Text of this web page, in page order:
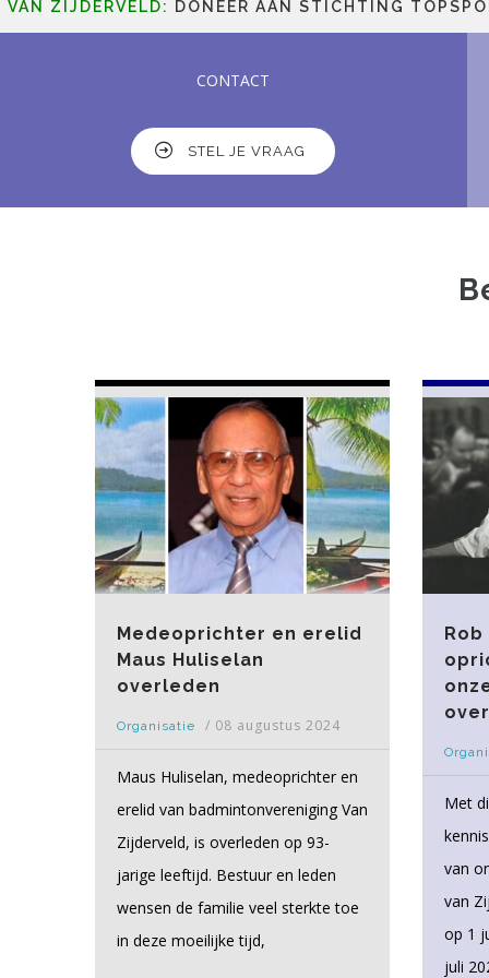
DONEER AAN STICHTING TOPSPORT EN
CONTACT
STEL JE VRAAG
Medeoprichter en erelid
Maus Huliselan
overleden
Organisatie / 08 augustus 2024
Maus Huliselan, medeoprichter en
erelid van badmintonvereniging Van
Zijderveld, is overleden op 93-
jarige leeftijd. Bestuur en leden
wensen de familie veel sterkte toe
in deze moeilijke tijd,
Met
van
van
op 1
juli